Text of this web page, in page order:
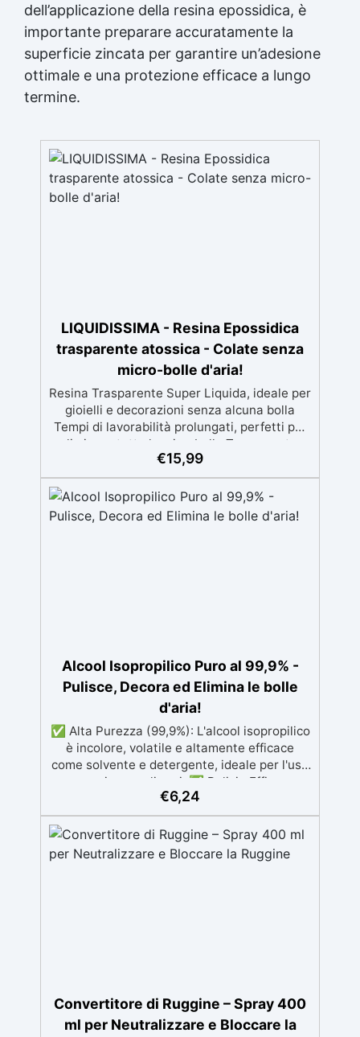
dell’applicazione della resina epossidica, è
importante preparare accuratamente la
superficie zincata per garantire un’adesione
ottimale e una protezione efficace a lungo
termine.
LIQUIDISSIMA - Resina Epossidica
trasparente atossica - Colate senza
micro-bolle d'aria!
Resina Trasparente Super Liquida, ideale per
gioielli e decorazioni senza alcuna bolla
Tempi di lavorabilità prolungati, perfetti per
eliminare tutte le microbolle Trasparente,
resistente all'ingiallimento per colate da
2mm fino a 2 cm, minimizzando le bolle d'aria
per risultati impeccabili. Compatibile con
coloranti in pasta o polvere, permettendo
personalizzazioni uniche Sicura, BPA Free,
€15,99
Alcool Isopropilico Puro al 99,9% -
Pulisce, Decora ed Elimina le bolle
d'aria!
✅ Alta Purezza (99,9%): L'alcool isopropilico
è incolore, volatile e altamente efficace
come solvente e detergente, ideale per l'uso
con resine e polimeri. ✅ Pulizia Efficace:
Rimuove facilmente sporco e residui da
resine e superfici senza lasciare tracce,
perfetto per preparare superfici e
attrezzature. ✅ Effetti Decorativi: Spruzzato
sulla resina, aiuta a eliminare le bolle d'aria e
lontano da fonti di calore o fiamme.
€6,24
Convertitore di Ruggine – Spray 400
ml per Neutralizzare e Bloccare la